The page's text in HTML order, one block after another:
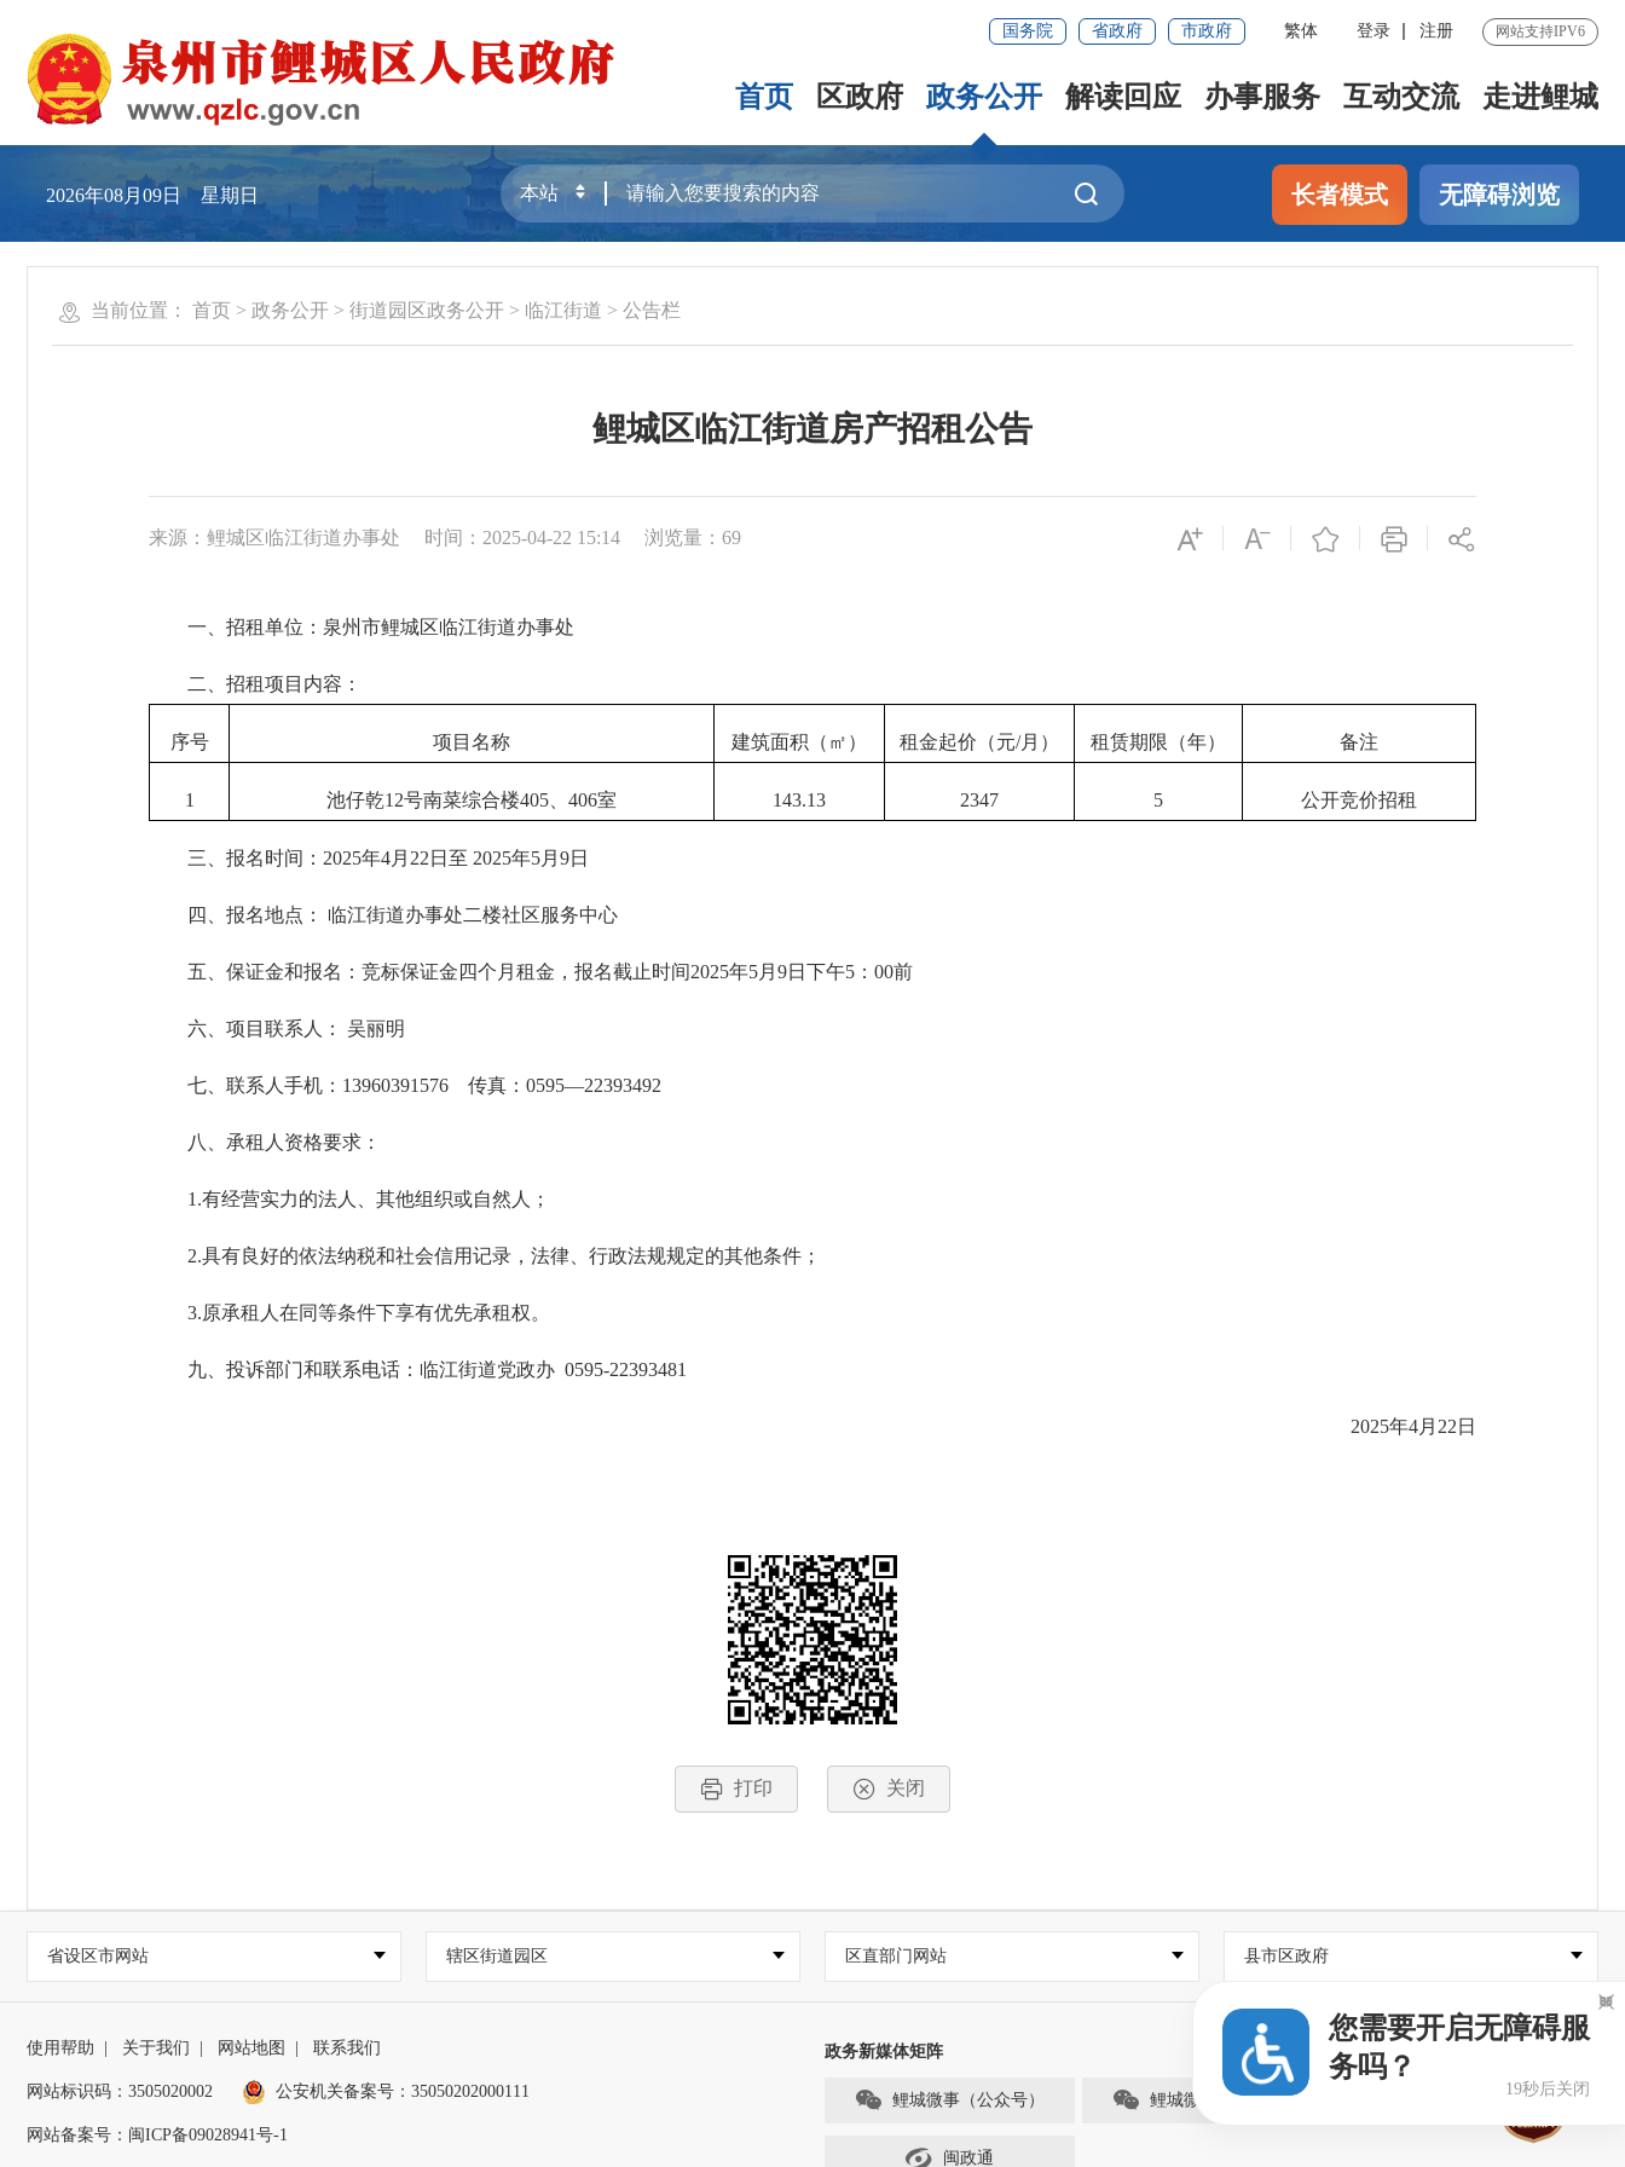
国务院 省政府 市政府 繁体 登录 注册 网站支持IPV6
首页 区政府 政务公开 解读回应 办事服务 互动交流 走进鲤城
2026年08月09日 星期日 长者模式 无障碍浏览
当前位置： 首页 > 政务公开 > 街道园区政务公开 > 临江街道 > 公告栏
鲤城区临江街道房产招租公告
来源：鲤城区临江街道办事处 时间：2025-04-22 15:14 浏览量： 69
一、招租单位：泉州市鲤城区临江街道办事处
二、招租项目内容：
序号 项目名称 建筑面积（㎡） 租金起价（元/月） 租赁期限（年） 备注
1 池仔乾12号南菜综合楼405、406室 143.13 2347 5 公开竞价招租
三、报名时间：2025年4月22日至 2025年5月9日
四、报名地点： 临江街道办事处二楼社区服务中心
五、保证金和报名：竞标保证金四个月租金，报名截止时间2025年5月9日下午5：00前
六、项目联系人： 吴丽明
七、联系人手机：13960391576 传真：0595—22393492
八、承租人资格要求：
1.有经营实力的法人、其他组织或自然人；
2.具有良好的依法纳税和社会信用记录，法律、行政法规规定的其他条件；
3.原承租人在同等条件下享有优先承租权。
九、投诉部门和联系电话：临江街道党政办 0595-22393481
2025年4月22日
打印 关闭
省设区市网站 辖区街道园区 区直部门网站 县市区政府
使用帮助 | 关于我们 | 网站地图 | 联系我们
网站标识码：3505020002 公安机关备案号：35050202000111
网站备案号：闽ICP备09028941号-1
政务新媒体矩阵
鲤城微事（公众号） 鲤城微事（视频号）
闽政通
您需要开启无障碍服
务吗？
19秒后关闭
